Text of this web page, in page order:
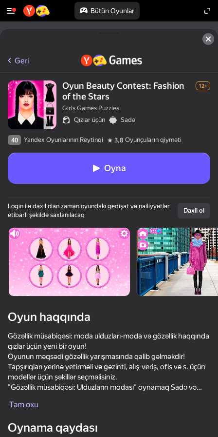
Bütün Oyunlar
Become a Queen
Geri
Oyun Beauty Contest: Fashion
of the Stars
12+
Girls Games Puzzles
Qızlar üçün
Sadə
40 Yandex Oyunlarının Reytinqi 3,8 Oyunçuların qiyməti
Oyna
Login ilə daxil olan zaman oyundakı gedişat və nailiyyətlər
etibarlı şəkildə saxlanılacaq
Daxil ol
Oyun haqqında
Gözəllik müsabiqəsi: moda ulduzları-moda və gözəllik haqqında
qızlar üçün yeni bir oyun!
Oyunun məqsədi gözəllik yarışmasında qalib gəlməkdir!
Tapşırıqları yerinə yetirməli və gəzinti, alış-veriş, ofis və s. üçün
modellər üçün şəkillər seçməlisiniz.
"Gözəllik müsabiqəsi: Ulduzların modası" oynamaq Sadə və
- geyinmək istədiyiniz modeli seçin
görüntü seçməlisiniz!
Tam oxu
Oynama qaydası